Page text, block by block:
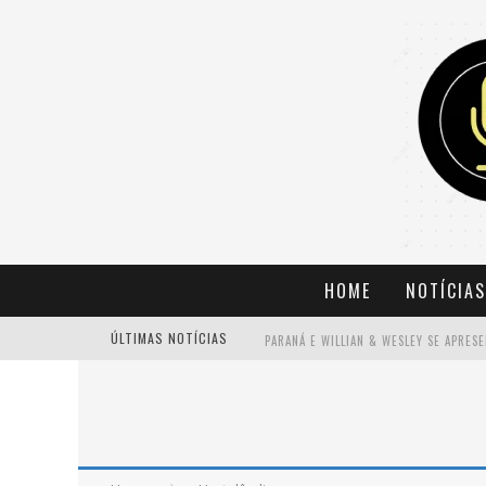
HOME NOTÍCIAS
ÚLTIMAS NOTÍCIAS
BANDA MOLE DE BH ANUNCIA KAYETE